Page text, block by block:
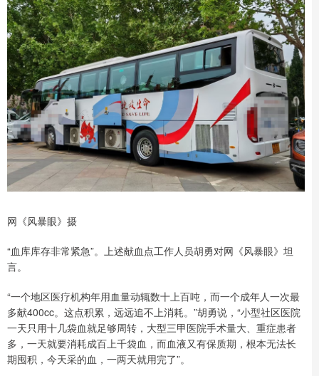
网《风暴眼》摄
“血库库存非常紧急”。上述献血点工作人员胡勇对网《风暴眼》坦
言。
“一个地区医疗机构年用血量动辄数十上百吨，而一个成年人一次最
多献400cc。这点积累，远远追不上消耗。”胡勇说，“小型社区医院
一天只用十几袋血就足够周转，大型三甲医院手术量大、重症患者
多，一天就要消耗成百上千袋血，而血液又有保质期，根本无法长
期囤积，今天采的血，一两天就用完了”。